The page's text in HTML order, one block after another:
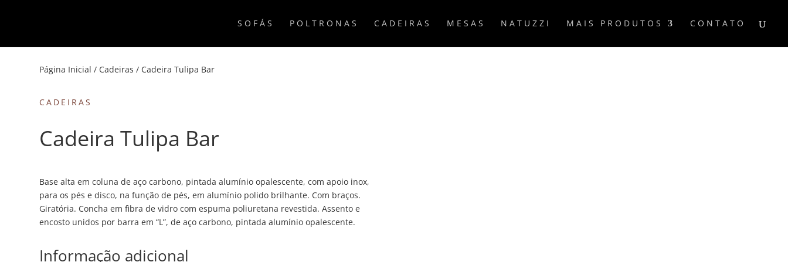
SOFÁS POLTRONAS CADEIRAS MESAS NATUZZI MAIS PRODUTOS CONTATO
Página Inicial / Cadeiras / Cadeira Tulipa Bar
CADEIRAS
Cadeira Tulipa Bar
Base alta em coluna de aço carbono, pintada alumínio opalescente, com apoio inox,
para os pés e disco, na função de pés, em alumínio polido brilhante. Com braços.
Giratória. Concha em fibra de vidro com espuma poliuretana revestida. Assento e
encosto unidos por barra em “L”, de aço carbono, pintada alumínio opalescente.
Informação adicional